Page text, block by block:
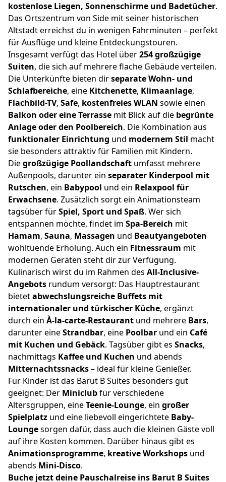
kostenlose Liegen, Sonnenschirme und Badetücher.
Das Ortszentrum von Side mit seiner historischen
Altstadt erreichst du in wenigen Fahrminuten – perfekt
für Ausflüge und kleine Entdeckungstouren.
Insgesamt verfügt das Hotel über254 großzügige
Suiten, die sich auf mehrere flache Gebäude verteilen.
Die Unterkünfte bieten dirseparate Wohn- und
Schlafbereiche, eine Kitchenette, Klimaanlage,
Flachbild-TV, Safe, kostenfreies WLAN sowie einen
Balkon oder eine Terrasse mit Blick auf die begrünte
Anlage oder den Poolbereich. Die Kombination aus
funktionaler Einrichtung und modernem Stil macht
sie besonders attraktiv für Familien mit Kindern.
Diegroßzügige Poollandschaft umfasst mehrere
Außenpools, darunter ein separater Kinderpool mit
Rutschen, ein Babypool und ein Relaxpool für
Erwachsene. Zusätzlich sorgt ein Animationsteam
tagsüber fürSpiel, Sport und Spaß. Wer sich
entspannen möchte, findet im Spa-Bereich mit
Hamam, Sauna, Massagen und Beautyangeboten
wohltuende Erholung. Auch ein Fitnessraum mit
modernen Geräten steht dir zur Verfügung.
Kulinarisch wirst du im Rahmen des All-Inclusive-
Angebots rundum versorgt: Das Hauptrestaurant
bietetabwechslungsreiche Buffets mit
internationaler und türkischer Küche, ergänzt
durch ein À-la-carte-Restaurant und mehrere Bars,
darunter eineStrandbar, eine Poolbar und ein Café
mit Kuchen und Gebäck. Tagsüber gibt es Snacks,
nachmittags Kaffee und Kuchen und abends
Mitternachtssnacks– ideal für kleine Genießer.
Für Kinder ist das Barut B Suites besonders gut
geeignet: Der Miniclubfür verschiedene
Altersgruppen, eineTeenie-Lounge, ein großer
Spielplatz und eine liebevoll eingerichtete Baby-
Loungesorgen dafür, dass auch die kleinen Gäste voll
auf ihre Kosten kommen. Darüber hinaus gibt es
Animationsprogramme, kreative Workshops und
abends Mini-Disco.
Buche jetzt deine Pauschalreise ins Barut B Suites